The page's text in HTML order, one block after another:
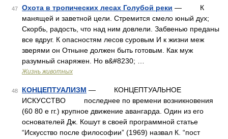
47 Охота в тропических лесах Голубой реки — К
манящей и заветной цели. Стремится смело юный дух;
Скорбь, радость, что над ним довлели. Забвенью преданы
все вдруг. К опасностям лесов суровым И к жизни меж
зверями он Отныне должен быть готовым. Как муж
разумный снаряжен. Но в&#8230; …
Жизнь животных
48 КОНЦЕПТУАЛИЗМ — КОНЦЕПТУАЛЬНОЕ
ИСКУССТВО последнее по времени возникновения
(60 80 е гг.) крупное движение авангарда. Один из его
основателей Дж. Кошут в своей программной статье
“Искусство после философии” (1969) назвал К. “пост